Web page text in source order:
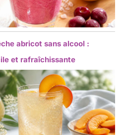
abricot sans alcool :
et rafraîchissante